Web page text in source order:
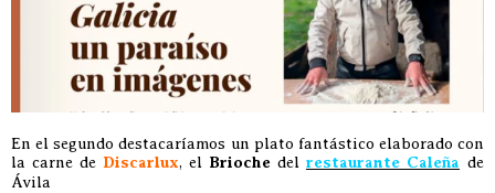
En el segundo destacaríamos un plato fantástico elaborado con
la carne de Discarlux, el Brioche del restaurante Caleña de
Ávila